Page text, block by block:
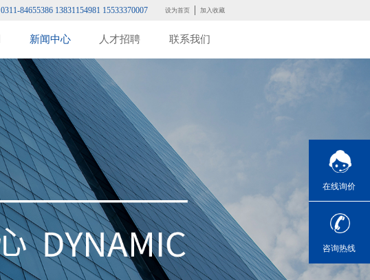
0311-84655386 13831154981 15533370007 设为首页 加入收藏
新闻中心 人才招聘 联系我们
在线询价
咨询热线